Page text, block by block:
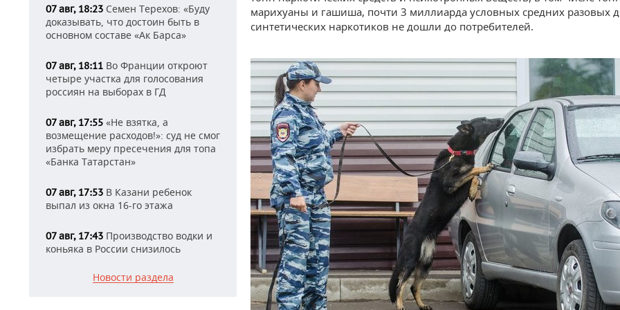
07 авг, 18:23 Семен Терехов: «Буду
доказывать, что достоин быть в
основном составе «Ак Барса»
07 авг, 18:11 Во Франции откроют
четыре участка для голосования
россиян на выборах в ГД
07 авг, 17:55 «Не взятка, а
возмещение расходов!»: суд не смог
избрать меру пресечения для топа
«Банка Татарстан»
07 авг, 17:53 В Казани ребенок
выпал из окна 16-го этажа
07 авг, 17:43 Производство водки и
коньяка в России снизилось
Новости раздела
марихуаны и гашиша, почти 3 миллиарда условных средних разовых
синтетических наркотиков не дошли до потребителей.